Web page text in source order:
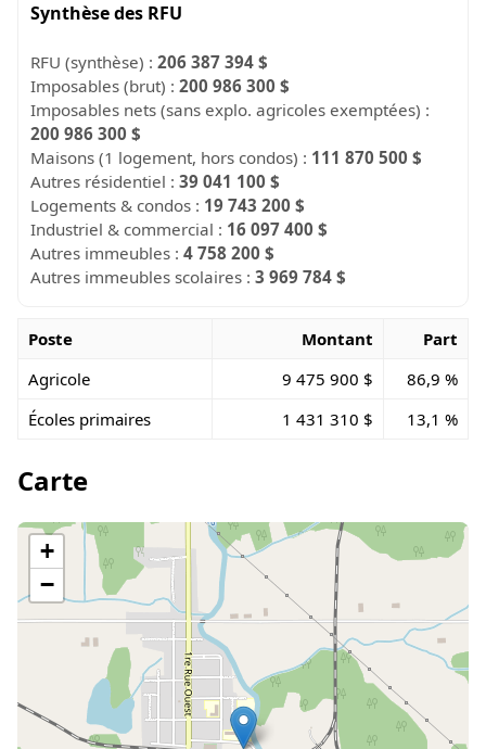
Synthèse des RFU
RFU (synthèse) :206 387 394 $
Imposables (brut) :200 986 300 $
Imposables nets (sans explo. agricoles exemptées) :
200 986 300 $
Maisons (1 logement, hors condos) : 111 870 500 $
Autres résidentiel :39 041 100 $
Logements & condos : 19 743 200 $
Industriel & commercial : 16 097 400 $
Autres immeubles :4 758 200 $
Autres immeubles scolaires :3 969 784 $
Poste Montant
Part
Agricole
9 475 900 $
86,9 %
Écoles primaires
1 431 310 $ 13,1 %
Carte
+
−